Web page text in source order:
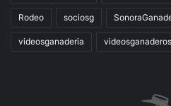
Rodeo sociosg
videosganaderia videosganaderos